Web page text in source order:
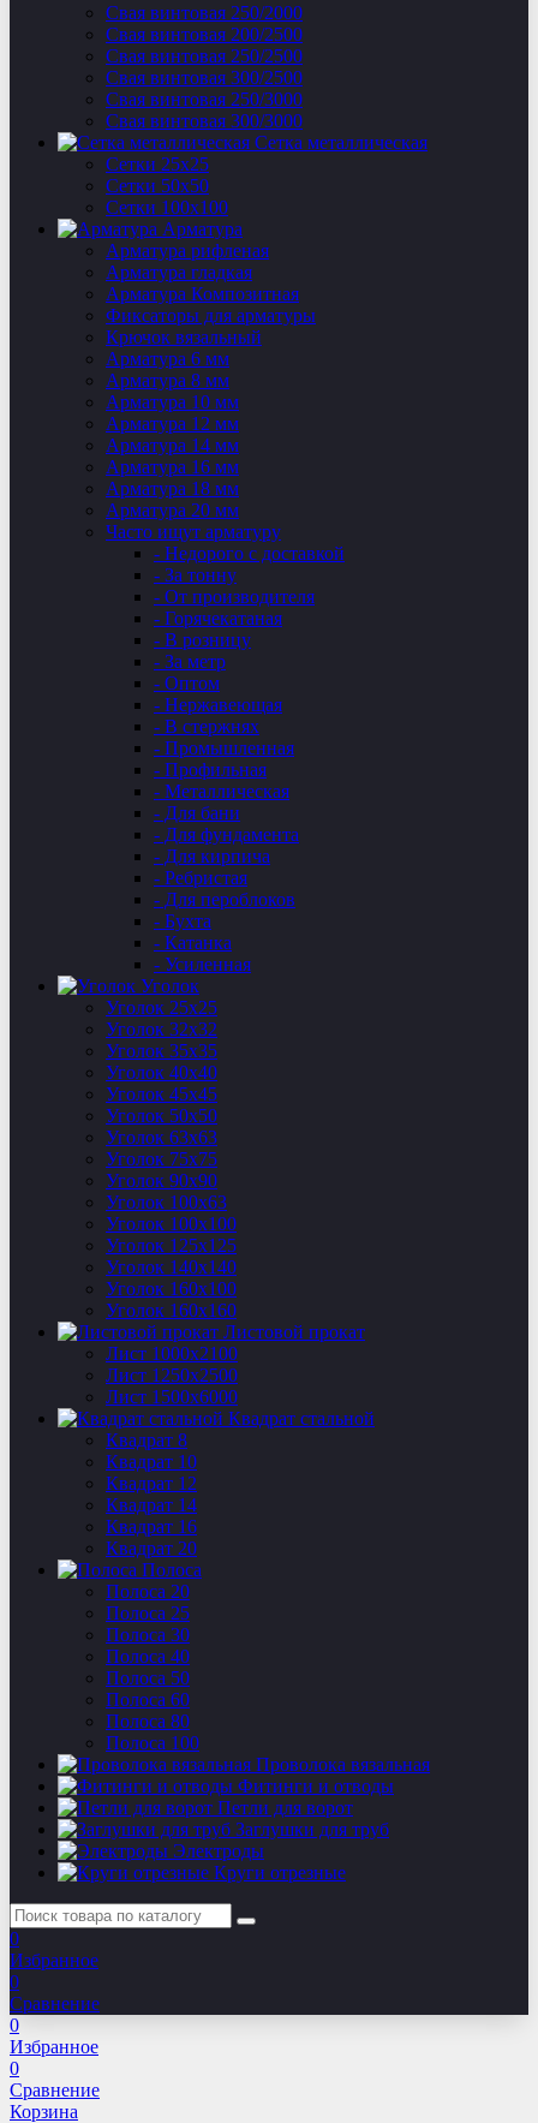
Свая винтовая 250/2000
Свая винтовая 200/2500
Свая винтовая 250/2500
Свая винтовая 300/2500
Свая винтовая 250/3000
Свая винтовая 300/3000
Сетка металлическая
Сетки 25х25
Сетки 50х50
Сетки 100х100
Арматура
Арматура рифленая
Арматура гладкая
Арматура Композитная
Фиксаторы для арматуры
Крючок вязальный
Арматура 6 мм
Арматура 8 мм
Арматура 10 мм
Арматура 12 мм
Арматура 14 мм
Арматура 16 мм
Арматура 18 мм
Арматура 20 мм
Часто ищут арматуру
- Недорого с доставкой
- За тонну
- От производителя
- Горячекатаная
- В розницу
- За метр
- Оптом
- Нержавеющая
- В стержнях
- Промышленная
- Профильная
- Металлическая
- Для бани
- Для фундамента
- Для кирпича
- Ребристая
- Для пероблоков
- Бухта
- Катанка
- Усиленная
Уголок
Уголок 25х25
Уголок 32х32
Уголок 35х35
Уголок 40х40
Уголок 45х45
Уголок 50х50
Уголок 63х63
Уголок 75х75
Уголок 90х90
Уголок 100х63
Уголок 100х100
Уголок 125х125
Уголок 140х140
Уголок 160х100
Уголок 160х160
Листовой прокат
Лист 1000х2100
Лист 1250х2500
Лист 1500х6000
Квадрат стальной
Квадрат 8
Квадрат 10
Квадрат 12
Квадрат 14
Квадрат 16
Квадрат 20
Полоса
Полоса 20
Полоса 25
Полоса 30
Полоса 40
Полоса 50
Полоса 60
Полоса 80
Полоса 100
Проволока вязальная
Фитинги и отводы
Петли для ворот
Заглушки для труб
Электроды
Круги отрезные
0
Избранное
0
Сравнение
0
Избранное
0
Сравнение
Корзина